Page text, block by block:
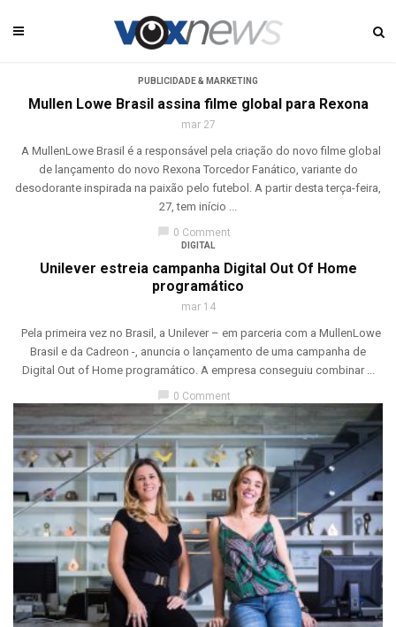
PUBLICIDADE & MARKETING
Mullen Lowe Brasil assina filme global para Rexona
mar 27
A MullenLowe Brasil é a responsável pela criação do novo filme global
de lançamento do novo Rexona Torcedor Fanático, variante do
desodorante inspirada na paixão pelo futebol. A partir desta terça-feira,
27, tem início ...
chat_bubble 0 Comment
DIGITAL
Unilever estreia campanha Digital Out Of Home
programático
mar 14
Pela primeira vez no Brasil, a Unilever – em parceria com a MullenLowe
Brasil e da Cadreon -, anuncia o lançamento de uma campanha de
Digital Out of Home programático. A empresa conseguiu combinar ...
chat_bubble 0 Comment